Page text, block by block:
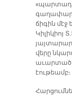
ճիգին մէջ
Կիլիկիոյ
վերը
աւարտած է
էութեամբ։